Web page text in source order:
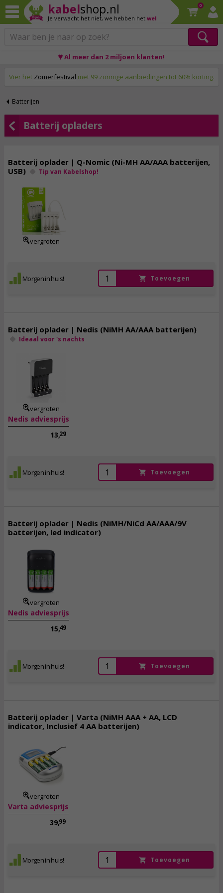
kabelshop.nl
Je verwacht het niet, we hebben het wel
0
♥ Al meer dan 2 miljoen klanten!
Vier het Zomerfestival met 99 zonnige aanbiedingen tot 60% korting.
Batterijen
Batterij opladers
Batterij oplader | Q-Nomic (Ni-MH AA/AAA batterijen,
USB)
Tip van Kabelshop!
vergroten
Morgen in huis! Toevoegen
Batterij oplader | Nedis (NiMH AA/AAA batterijen)
Ideaal voor 's nachts
vergroten
Nedis adviesprijs
13,29
Morgen in huis! Toevoegen
Batterij oplader | Nedis (NiMH/NiCd AA/AAA/9V
batterijen, led indicator)
vergroten
Nedis adviesprijs
15,49
Morgen in huis! Toevoegen
Batterij oplader | Varta (NiMH AAA + AA, LCD
indicator, Inclusief 4 AA batterijen)
vergroten
Varta adviesprijs
39,99
Morgen in huis! Toevoegen